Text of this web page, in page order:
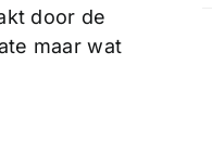
door de
maar wat